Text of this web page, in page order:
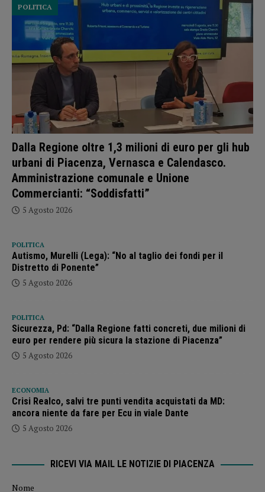
Dalla Regione oltre 1,3 milioni di euro per gli hub
urbani di Piacenza, Vernasca e Calendasco.
Amministrazione comunale e Unione
Commercianti: “Soddisfatti”
POLITICA
5 Agosto 2026
POLITICA
Autismo, Murelli (Lega): “No al taglio dei fondi per il
Distretto di Ponente”
5 Agosto 2026
POLITICA
Sicurezza, Pd: “Dalla Regione fatti concreti, due milioni di
euro per rendere più sicura la stazione di Piacenza”
5 Agosto 2026
ECONOMIA
Crisi Realco, salvi tre punti vendita acquistati da MD:
ancora niente da fare per Ecu in viale Dante
5 Agosto 2026
RICEVI VIA MAIL LE NOTIZIE DI PIACENZA
Nome